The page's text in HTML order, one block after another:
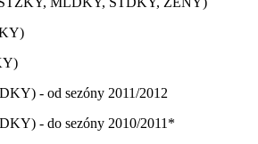
- od sezóny 2011/2012
- do sezóny 2010/2011*